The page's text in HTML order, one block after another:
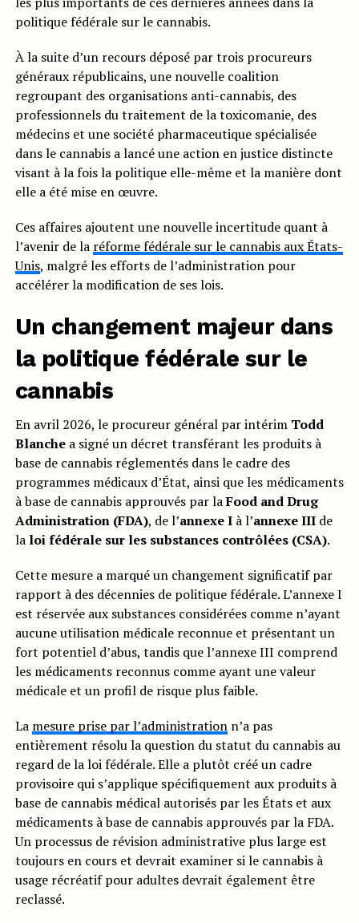
politique fédérale sur le cannabis.
À la suite d’un recours déposé par trois procureurs
généraux républicains, une nouvelle coalition
regroupant des organisations anti-cannabis, des
professionnels du traitement de la toxicomanie, des
médecins et une société pharmaceutique spécialisée
dans le cannabis a lancé une action en justice distincte
visant à la fois la politique elle-même et la manière dont
elle a été mise en œuvre.
Ces affaires ajoutent une nouvelle incertitude quant à
l’avenir de la réforme fédérale sur le cannabis aux États-
Unis, malgré les efforts de l’administration pour
accélérer la modification de ses lois.
Un changement majeur dans
la politique fédérale sur le
cannabis
En avril 2026, le procureur général par intérim Todd
Blanchea signé un décret transférant les produits à
base de cannabis réglementés dans le cadre des
programmes médicaux d’État, ainsi que les médicaments
à base de cannabis approuvés par laFood and Drug
Administration (FDA), de l’annexe Ià l’annexe IIIde
la loi fédérale sur les substances contrôlées (CSA).
Cette mesure a marqué un changement significatif par
rapport à des décennies de politique fédérale. L’annexe I
est réservée aux substances considérées comme n’ayant
aucune utilisation médicale reconnue et présentant un
fort potentiel d’abus, tandis que l’annexe III comprend
les médicaments reconnus comme ayant une valeur
médicale et un profil de risque plus faible.
La mesure prise par l’administrationn’a pas
entièrement résolu la question du statut du cannabis au
regard de la loi fédérale. Elle a plutôt créé un cadre
provisoire qui s’applique spécifiquement aux produits à
base de cannabis médical autorisés par les États et aux
médicaments à base de cannabis approuvés par la FDA.
Un processus de révision administrative plus large est
toujours en cours et devrait examiner si le cannabis à
usage récréatif pour adultes devrait également être
reclassé.